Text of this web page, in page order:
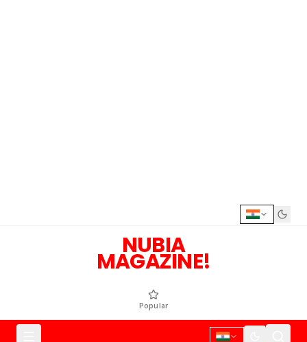
NUBIA
MAGAZINE!
Popular